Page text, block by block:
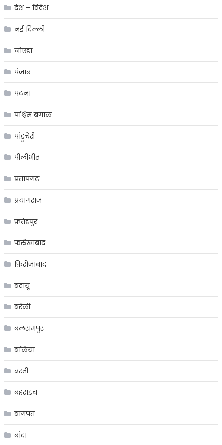
देश – विदेश
नई दिल्ली
नोएडा
पंजाब
पटना
पश्चिम बंगाल
पांडुचेरी
पीलीभीत
प्रतापगढ़
प्रयागराज
फ़तेहपुर
फर्रुखाबाद
फ़िरोज़ाबाद
बंदायू
बरेली
बलरामपुर
बलिया
बस्ती
बहराइच
बागपत
बांदा